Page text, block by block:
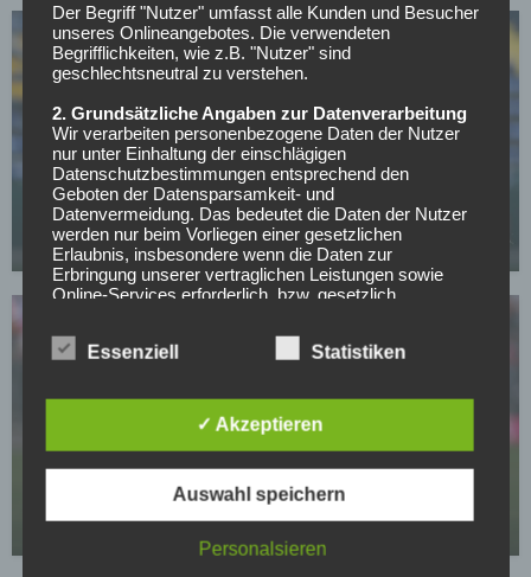
BUNDESLIGA
Nächster Rückschlag für Bayerns Nachwuchs:
Talent Santos Daiber erleidet Muskelsehnenriss
05.05.2026
Vertrag bis 2027, keine Einigung: Bayern lässt
diesen Leistungsträger ziehen
Der Begriff "Nutzer" umfasst alle Kunden und Besucher
unseres Onlineangebotes. Die verwendeten
Begrifflichkeiten, wie z.B. "Nutzer" sind
geschlechtsneutral zu verstehen.
2. Grundsätzliche Angaben zur Datenverarbeitung
Wir verarbeiten personenbezogene Daten der Nutzer
nur unter Einhaltung der einschlägigen
Datenschutzbestimmungen entsprechend den
Geboten der Datensparsamkeit- und
Datenvermeidung. Das bedeutet die Daten der Nutzer
werden nur beim Vorliegen einer gesetzlichen
Erlaubnis, insbesondere wenn die Daten zur
Erbringung unserer vertraglichen Leistungen sowie
Online-Services erforderlich, bzw. gesetzlich
Einwilligung verarbeitet.
technische Sicherheitsmaßnahmen entsprechend dem
Stand der Technik, um sicher zu stellen, dass die
Vorschriften der Datenschutzgesetze eingehalten
werden und um damit die durch uns verarbeiteten
Daten gegen zufällige oder vorsätzliche
Manipulationen, Verlust, Zerstörung oder gegen den
Sofern im Rahmen dieser Datenschutzerklärung
Essenziell Statistiken
✓ Akzeptieren
Auswahl speichern
Personalsieren